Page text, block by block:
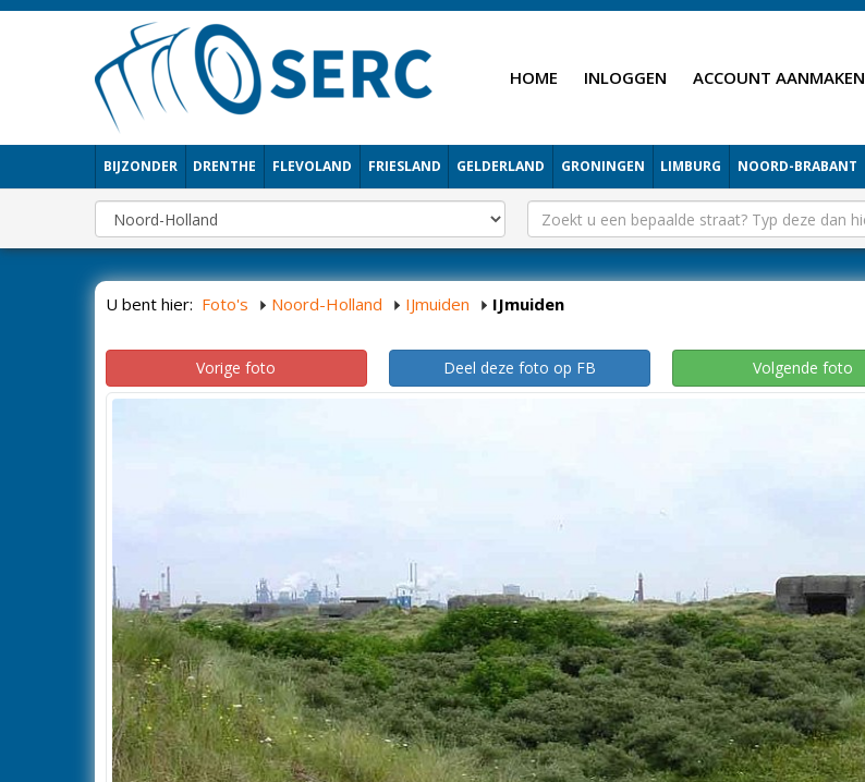
HOME INLOGGEN ACCOUNT AANMAKEN
BIJZONDER DRENTHE FLEVOLAND FRIESLAND GELDERLAND GRONINGEN LIMBURG NOORD-BRABANT
U bent hier: Foto's Noord-Holland IJmuiden IJmuiden
Vorige foto Deel deze foto op FB Volgende foto